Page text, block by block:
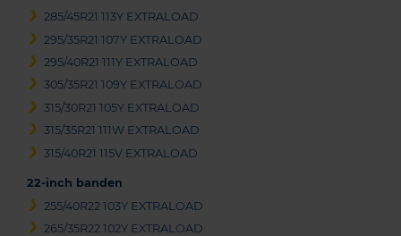
285/45R21 113Y EXTRALOAD
295/35R21 107Y EXTRALOAD
295/40R21 111Y EXTRALOAD
305/35R21 109Y EXTRALOAD
315/30R21 105Y EXTRALOAD
315/35R21 111W EXTRALOAD
315/40R21 115V EXTRALOAD
22-inch banden
255/40R22 103Y EXTRALOAD
265/35R22 102Y EXTRALOAD